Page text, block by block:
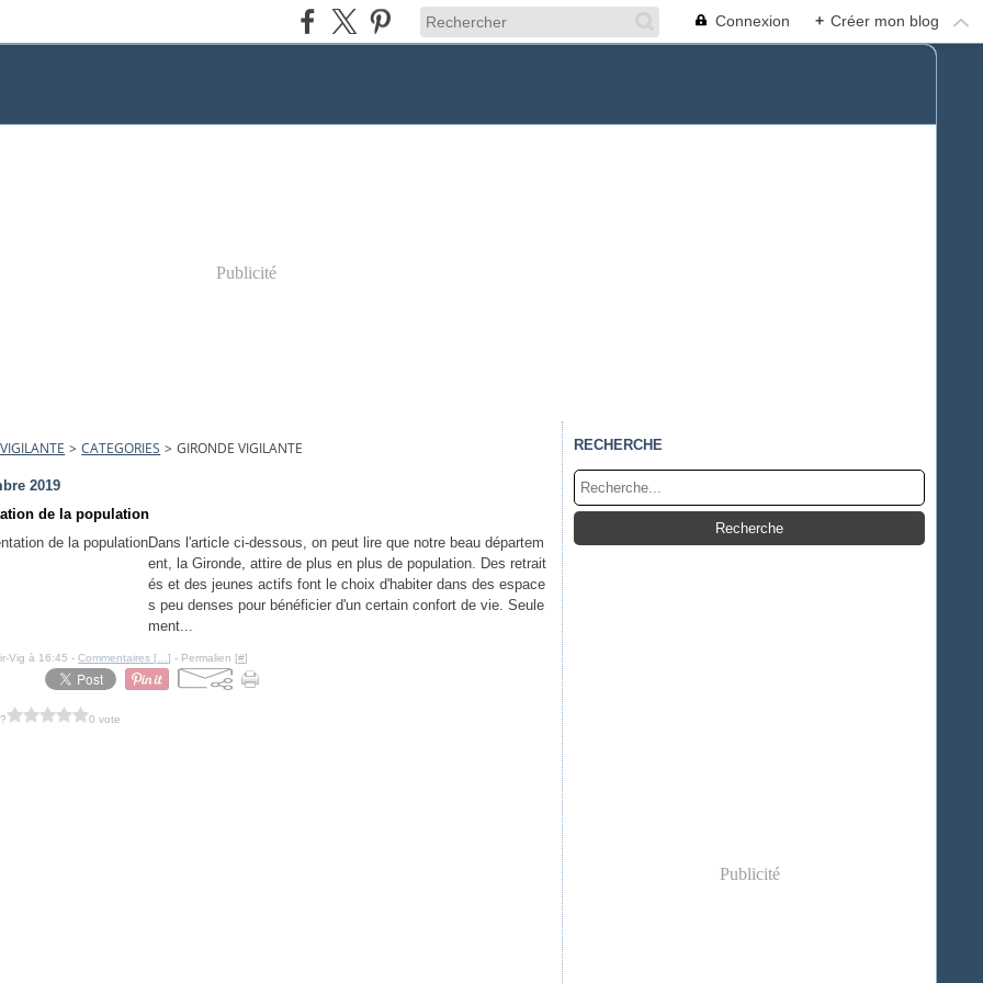
Connexion + Créer mon blog
Publicité
> CATEGORIES > GIRONDE VIGILANTE
2019
de la population
Dans l'article ci-dessous, on peut lire que notre beau départem
ent, la Gironde, attire de plus en plus de population. Des retrait
és et des jeunes actifs font le choix d'habiter dans des espace
s peu denses pour bénéficier d'un certain confort de vie. Seule
ment...
Vig à 16:45 -Commentaires [ …] - Permalien [#]
0 vote
RECHERCHE
Publicité